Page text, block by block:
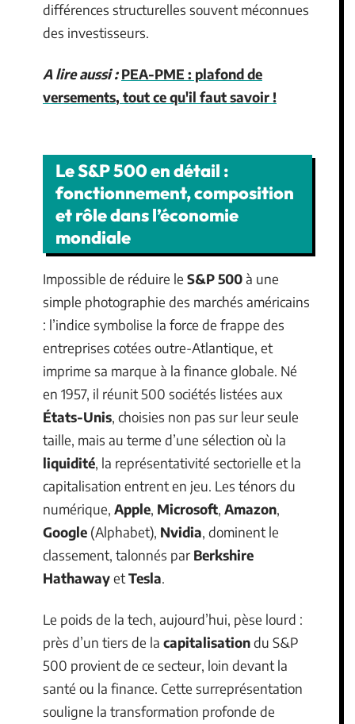
différences structurelles souvent méconnues
des investisseurs.
A lire aussi : PEA-PME : plafond de
versements, tout ce qu'il faut savoir !
Le S&P 500 en détail :
fonctionnement, composition
et rôle dans l’économie
mondiale
Impossible de réduire le S&P 500à une
simple photographie des marchés américains
: l’indice symbolise la force de frappe des
entreprises cotées outre-Atlantique, et
imprime sa marque à la finance globale. Né
en 1957, il réunit 500 sociétés listées aux
États-Unis, choisies non pas sur leur seule
taille, mais au terme d’une sélection où la
liquidité, la représentativité sectorielle et la
capitalisation entrent en jeu. Les ténors du
numérique, Apple, Microsoft, Amazon,
Google (Alphabet), Nvidia, dominent le
classement, talonnés par Berkshire
HathawayetTesla.
Le poids de la tech, aujourd’hui, pèse lourd :
près d’un tiers de la capitalisationdu S&P
500 provient de ce secteur, loin devant la
santé ou la finance. Cette surreprésentation
souligne la transformation profonde de